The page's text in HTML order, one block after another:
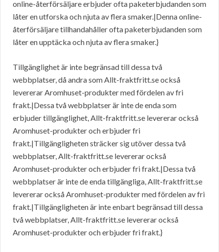
online-återförsäljare erbjuder ofta paketerbjudanden som
låter en utforska och njuta av flera smaker.|Denna online-
återförsäljare tillhandahåller ofta paketerbjudanden som
låter en upptäcka och njuta av flera smaker.}
Tillgänglighet är inte begränsad till dessa två
webbplatser, då andra som Allt-fraktfritt.se också
levererar Aromhuset-produkter med fördelen av fri
frakt.|Dessa två webbplatser är inte de enda som
erbjuder tillgänglighet, Allt-fraktfritt.se levererar också
Aromhuset-produkter och erbjuder fri
frakt.|Tillgängligheten sträcker sig utöver dessa två
webbplatser, Allt-fraktfritt.se levererar också
Aromhuset-produkter och erbjuder fri frakt.|Dessa två
webbplatser är inte de enda tillgängliga, Allt-fraktfritt.se
levererar också Aromhuset-produkter med fördelen av fri
frakt.|Tillgängligheten är inte enbart begränsad till dessa
två webbplatser, Allt-fraktfritt.se levererar också
Aromhuset-produkter och erbjuder fri frakt.}